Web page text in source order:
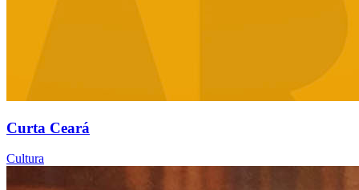
Curta Ceará
Cultura